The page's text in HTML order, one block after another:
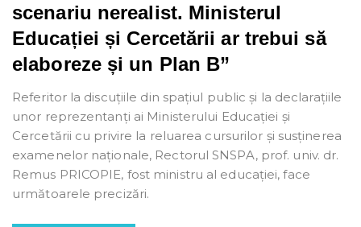
scenariu nerealist. Ministerul
Educației și Cercetării ar trebui să
elaboreze și un Plan B”
Referitor la discuțiile din spațiul public și la declarațiile
unor reprezentanți ai Ministerului Educației și
Cercetării cu privire la reluarea cursurilor și susținerea
examenelor naționale, Rectorul SNSPA, prof. univ. dr.
Remus PRICOPIE, fost ministru al educației, face
următoarele precizări.